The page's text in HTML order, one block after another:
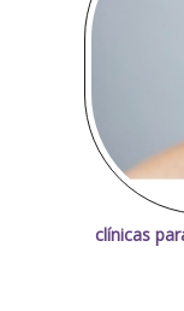
clínicas